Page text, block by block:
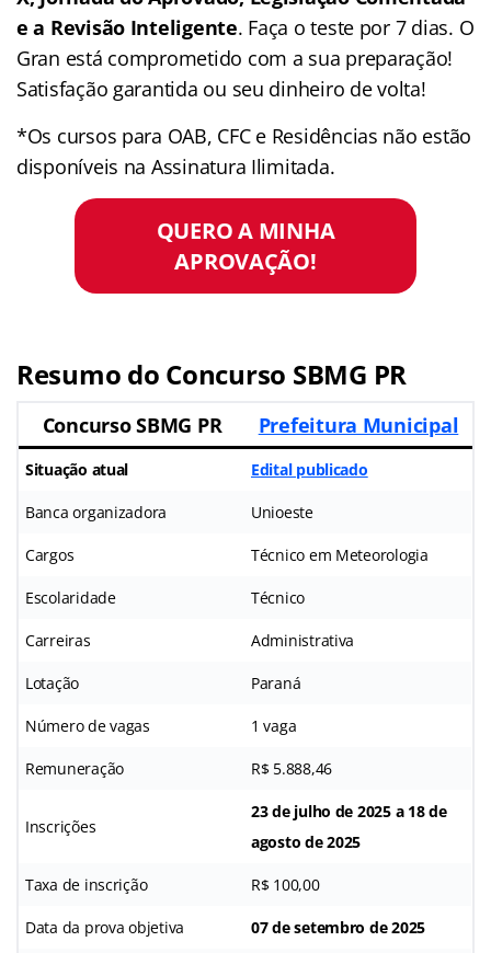
e a Revisão Inteligente. Faça o teste por 7 dias. O
Gran está comprometido com a sua preparação!
Satisfação garantida ou seu dinheiro de volta!
*Os cursos para OAB, CFC e Residências não estão
disponíveis na Assinatura Ilimitada.
QUERO A MINHA
APROVAÇÃO!
Resumo do Concurso SBMG PR
Concurso SBMG PR Prefeitura Municipal
Situação atual Edital publicado
Banca organizadora Unioeste
Cargos Técnico em Meteorologia
Escolaridade Técnico
Carreiras Administrativa
Lotação Paraná
Número de vagas 1 vaga
Remuneração R$ 5.888,46
Inscrições
23 de julho de 2025 a 18 de
agosto de 2025
Taxa de inscrição R$ 100,00
Data da prova objetiva 07 de setembro de 2025